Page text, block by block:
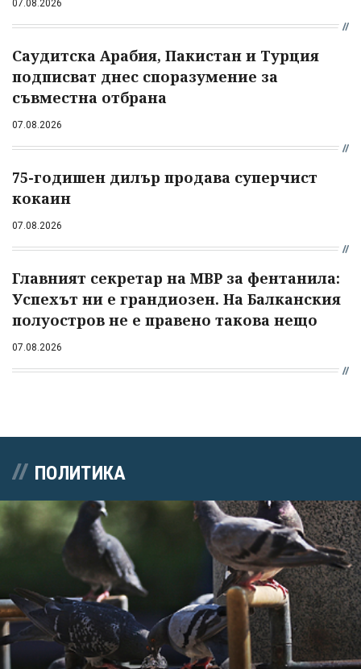
07.08.2026
Саудитска Арабия, Пакистан и Турция
подписват днес споразумение за
съвместна отбрана
07.08.2026
75-годишен дилър продава суперчист
кокаин
07.08.2026
Главният секретар на МВР за фентанила:
Успехът ни е грандиозен. На Балканския
полуостров не е правено такова нещо
07.08.2026
ПОЛИТИКА